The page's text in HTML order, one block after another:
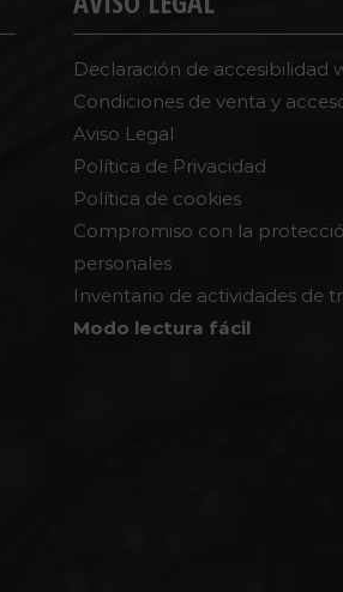
Declaración de accesibilidad
Condiciones de venta y
Aviso Legal
Política de Privacidad
Política de cookies
Compromiso con la
personales
Inventario de actividades de
Modo lectura fácil